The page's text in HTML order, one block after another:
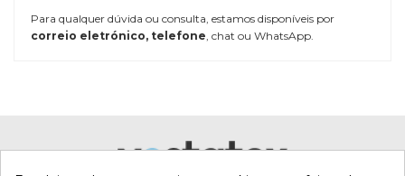
Para qualquer dúvida ou consulta, estamos disponíveis por
correio eletrónico, telefone , chat ou WhatsApp.